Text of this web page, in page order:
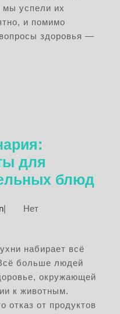
срока
мы успели их
и помимо
здоровья —
для
блюд
admin
|
Нет
больше людей
окружающей
к животным.
отказ от продуктов